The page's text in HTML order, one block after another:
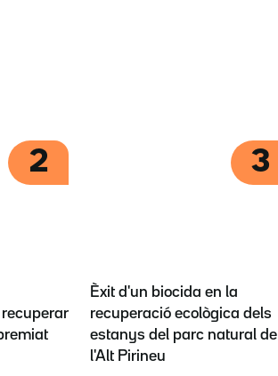
2 3
Èxit d'un biocida en la
recuperació ecològica dels
estanys del parc natural de
l'Alt Pirineu